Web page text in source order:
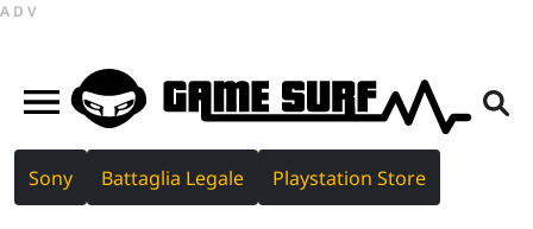
ADV
Sony Battaglia Legale Playstation Store